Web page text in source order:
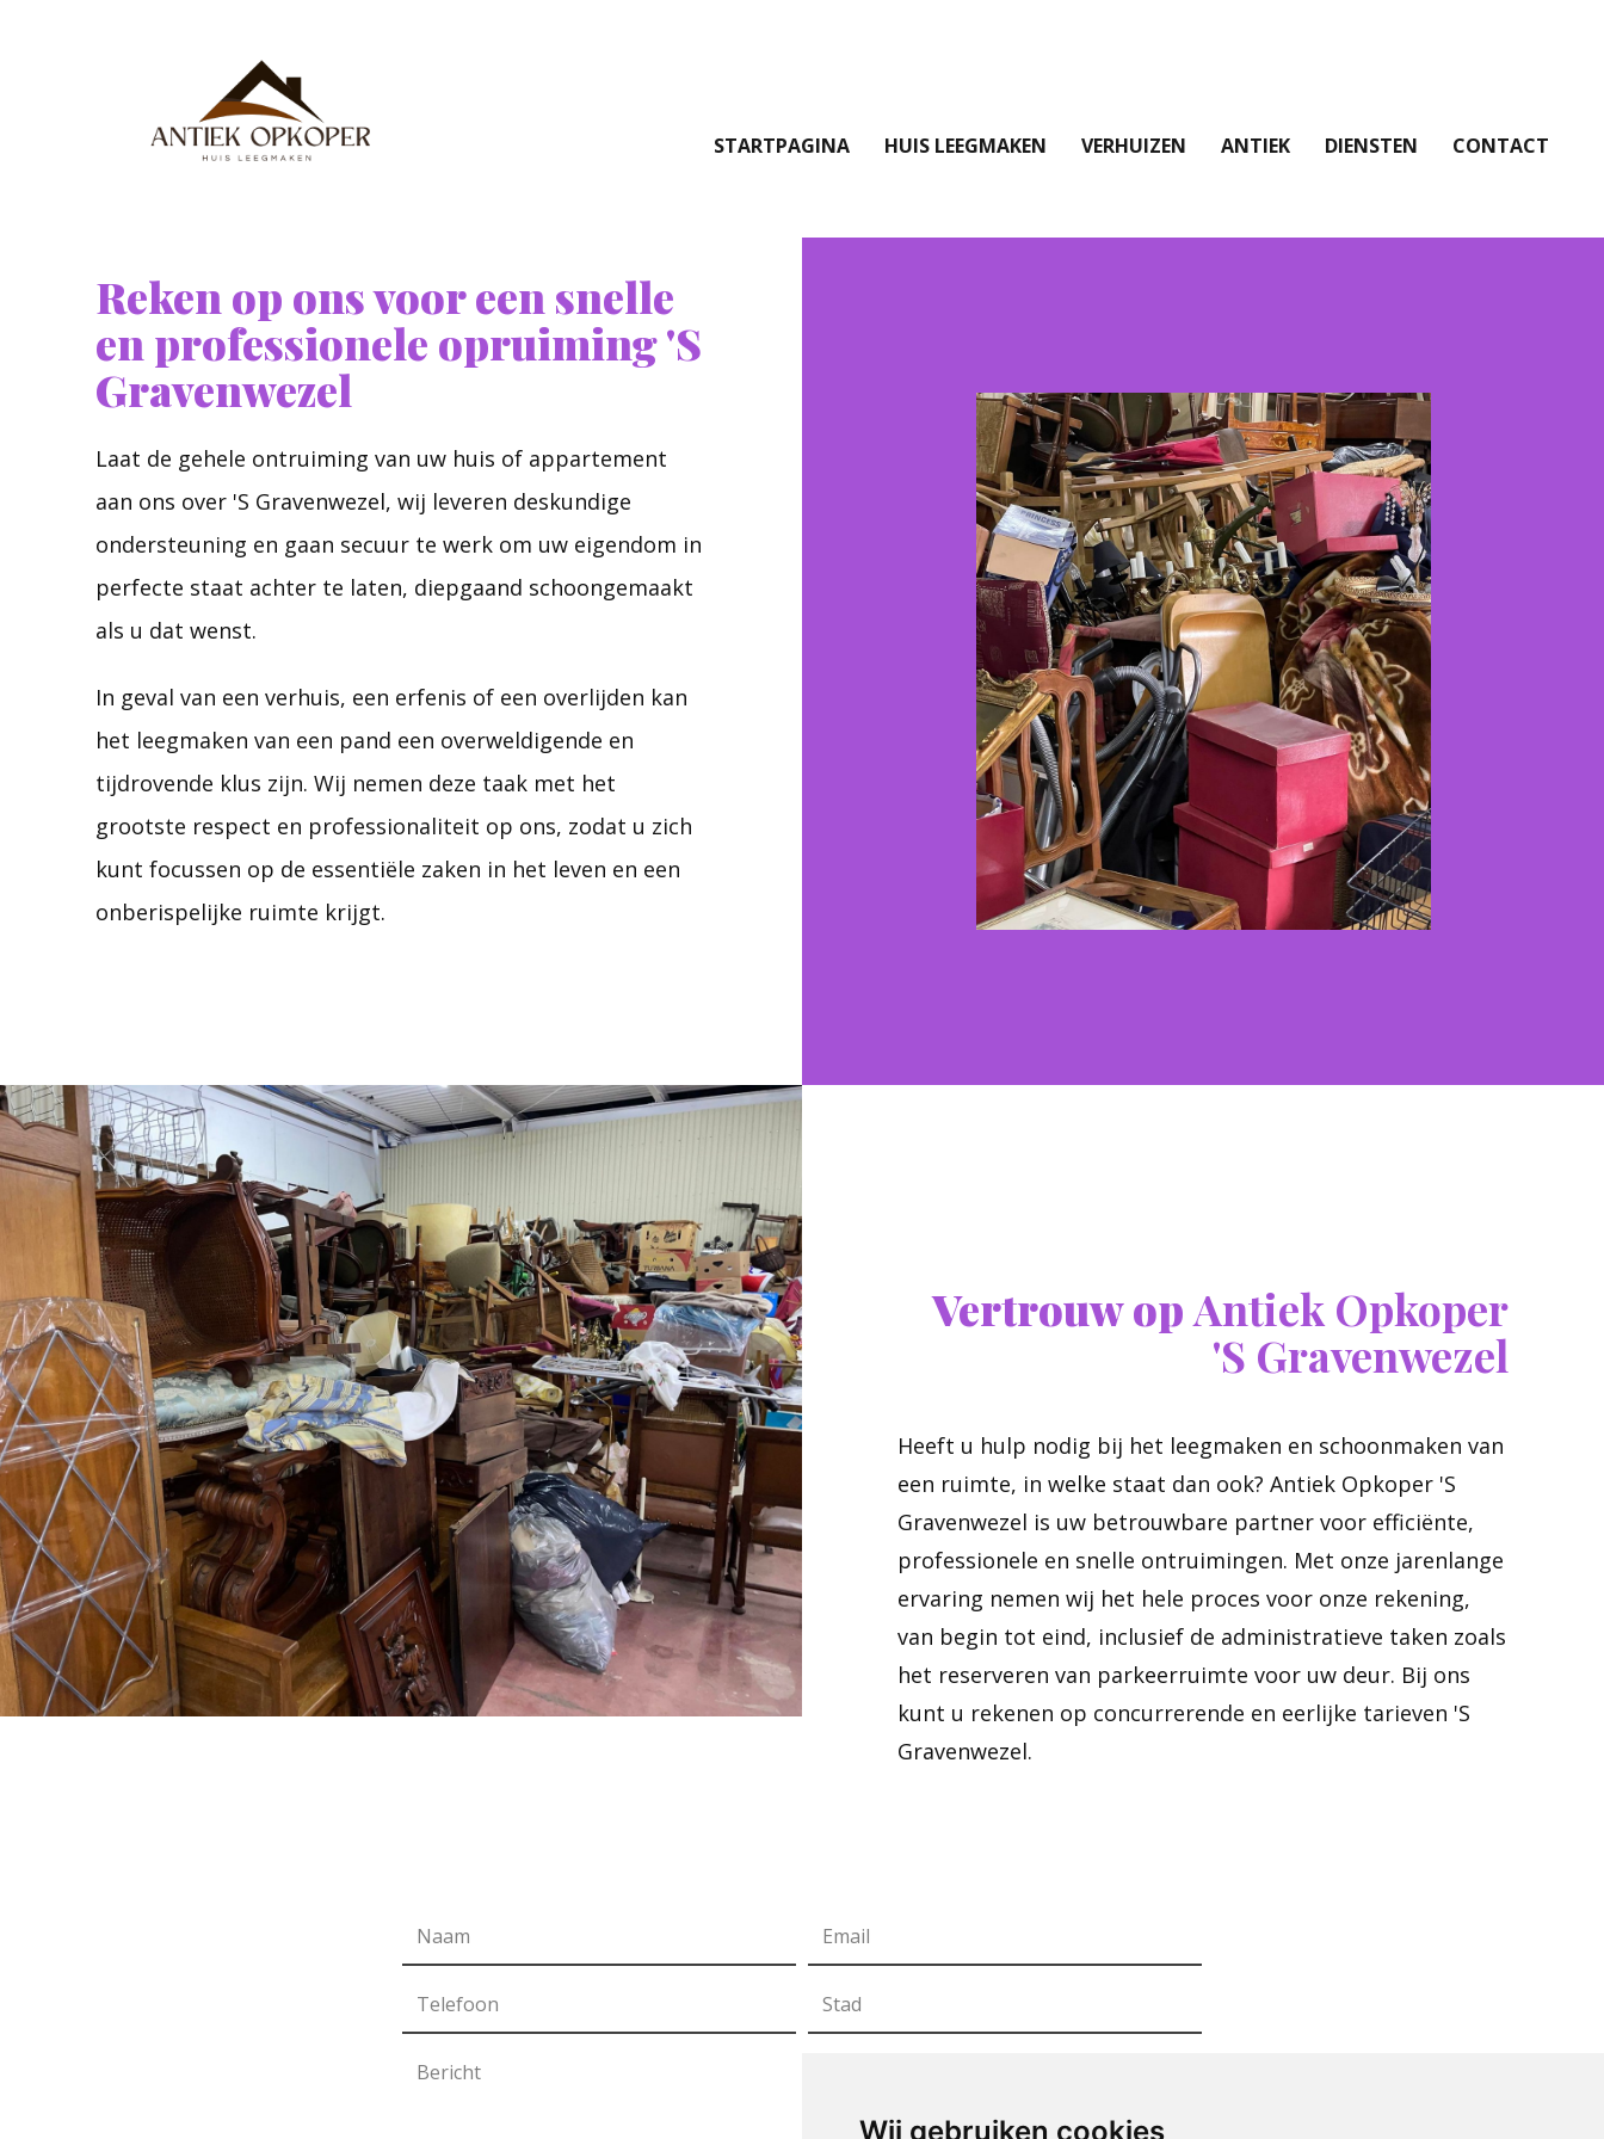
Wij gebruiken cookies
STARTPAGINA HUIS LEEGMAKEN VERHUIZEN ANTIEK DIENSTEN CONTACT
Reken op ons voor een snelle
en professionele opruiming 'S
Gravenwezel
Laat de gehele ontruiming van uw huis of appartement
aan ons over 'S Gravenwezel, wij leveren deskundige
ondersteuning en gaan secuur te werk om uw eigendom in
perfecte staat achter te laten, diepgaand schoongemaakt
als u dat wenst.
In geval van een verhuis, een erfenis of een overlijden kan
het leegmaken van een pand een overweldigende en
tijdrovende klus zijn. Wij nemen deze taak met het
grootste respect en professionaliteit op ons, zodat u zich
kunt focussen op de essentiële zaken in het leven en een
onberispelijke ruimte krijgt.
Vertrouw opAntiek Opkoper
'S Gravenwezel
Heeft u hulp nodig bij het leegmaken en schoonmaken van
een ruimte, in welke staat dan ook? Antiek Opkoper 'S
Gravenwezel is uw betrouwbare partner voor efficiënte,
professionele en snelle ontruimingen. Met onze jarenlange
ervaring nemen wij het hele proces voor onze rekening,
van begin tot eind, inclusief de administratieve taken zoals
het reserveren van parkeerruimte voor uw deur. Bij ons
kunt u rekenen op concurrerende en eerlijke tarieven 'S
Gravenwezel.